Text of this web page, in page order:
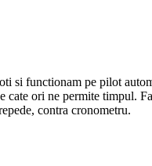
functionam pe pilot
ori ne permite timpul.
contra cronometru.